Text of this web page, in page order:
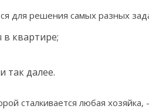
для решения самых разных
квартире;
так далее.
сталкивается любая